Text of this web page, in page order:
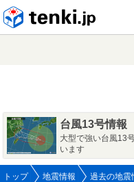
台風13号情報
大型で強い台風13
います
トップ 地震情報 過去の地震